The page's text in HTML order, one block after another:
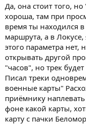
Да, она стоит того,
хороша, там при
время ты находился
маршрута, а в Локусе,
этого параметра нет,
открывать другой
"часов", но трек
Писал треки
военные карты"
приёмнику
фоне какой карты,
карту с пачки